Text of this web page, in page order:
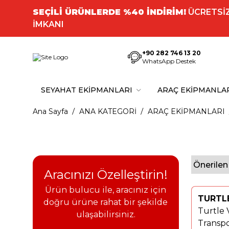
SEÇİLİ ÜRÜNLERDE %40 İNDİRİM!
İMKANI
+90 282 746 13 20
WhatsApp Destek
SEYAHAT EKİPMANLARI ARAÇ
Ana Sayfa ANA KATEGORİ ARAÇ EKİPMANLARI
Aracınızı Özelleştirin!
Ürün bulucu ile, aracınız için
doğru ürüne rahat bir şekilde
ulaşabilirsiniz.
Yeni
%40
Turtle